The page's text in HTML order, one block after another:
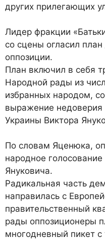
других прилегающих
Лидер фракции
со сцены огласил
оппозиции.
План включил в себя
Народной рады из
избранных народом,
выражение недоверия
Украины Виктора
По словам Яценюка,
народное
Януковича.
Радикальная часть
направилась с
правительственный
рады оппозиционеры
многодневный пикет